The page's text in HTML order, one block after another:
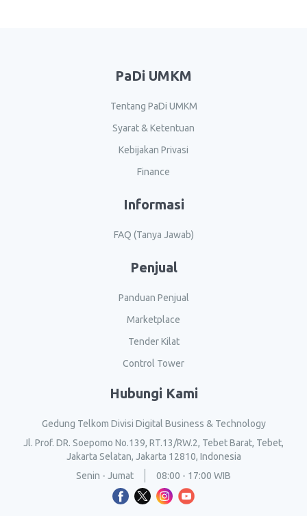
PaDi UMKM
Tentang PaDi UMKM
Syarat & Ketentuan
Kebijakan Privasi
Finance
Informasi
FAQ (Tanya Jawab)
Penjual
Panduan Penjual
Marketplace
Tender Kilat
Control Tower
Hubungi Kami
Gedung Telkom Divisi Digital Business & Technology
Jl. Prof. DR. Soepomo No.139, RT.13/RW.2, Tebet Barat, Tebet,
Jakarta Selatan, Jakarta 12810, Indonesia
Senin - Jumat
08:00 - 17:00 WIB